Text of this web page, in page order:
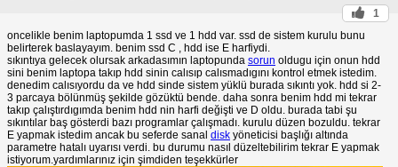
1
oncelikle benim laptopumda 1 ssd ve 1 hdd var. ssd de sistem kurulu bunu
belirterek baslayayım. benim ssd C , hdd ise E harfiydi.
sıkıntıya gelecek olursak arkadasımın laptopunda sorun oldugu için onun hdd
sini benim laptopa takıp hdd sinin calısıp calısmadıgını kontrol etmek istedim.
denedim calısıyordu da ve hdd sinde sistem yüklü burada sıkıntı yok. hdd si 2-
3 parcaya bölünmüş şekilde gözüktü bende. daha sonra benim hdd mi tekrar
takıp çalıştırdıgımda benim hdd nin harfi değişti ve D oldu. burada tabi şu
sıkıntılar baş gösterdi bazı programlar çalışmadı. kurulu düzen bozuldu. tekrar
E yapmak istedim ancak bu seferde sanal disk yöneticisi başlığı altında
parametre hatalı uyarısı verdi. bu durumu nasıl düzeltebilirim tekrar E yapmak
istiyorum.yardımlarınız için şimdiden teşekkürler